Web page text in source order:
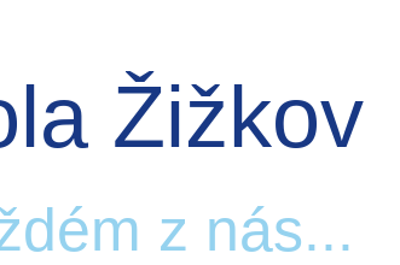
Žižkov
z nás...